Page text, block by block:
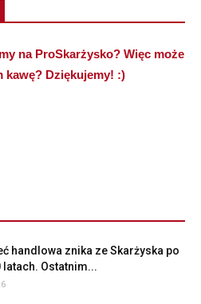
na ProSkarżysko? Więc może
kawę? Dziękujemy! :)
handlowa znika ze Skarżyska po
latach. Ostatnim...